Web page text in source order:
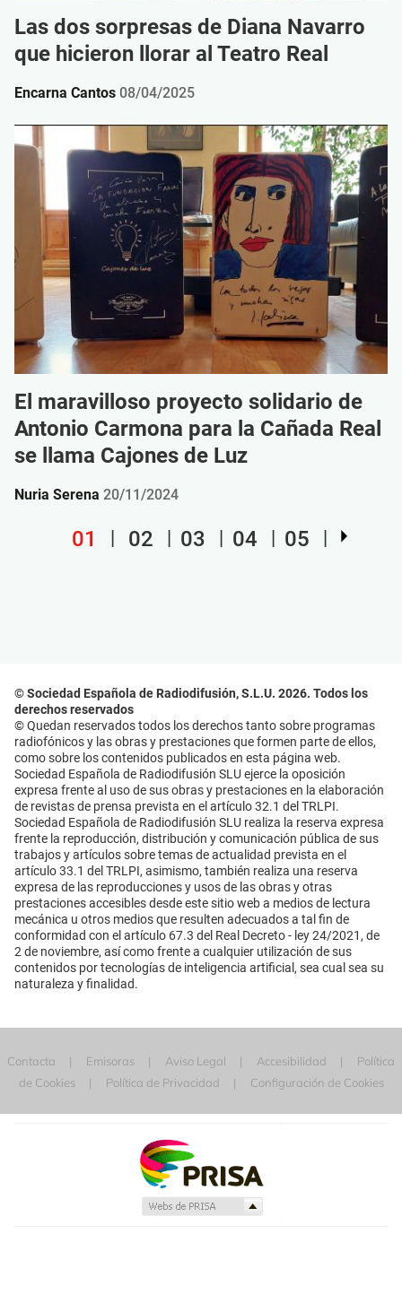
Las dos sorpresas de Diana Navarro
que hicieron llorar al Teatro Real
Encarna Cantos 08/04/2025
El maravilloso proyecto solidario de
Antonio Carmona para la Cañada Real
se llama Cajones de Luz
Nuria Serena 20/11/2024
01 02 03 04 05
© Sociedad Española de Radiodifusión, S.L.U. 2026. Todos los
derechos reservados
© Quedan reservados todos los derechos tanto sobre programas
radiofónicos y las obras y prestaciones que formen parte de ellos,
como sobre los contenidos publicados en esta página web.
Sociedad Española de Radiodifusión SLU ejerce la oposición
expresa frente al uso de sus obras y prestaciones en la elaboración
de revistas de prensa prevista en el artículo 32.1 del TRLPI.
Sociedad Española de Radiodifusión SLU realiza la reserva expresa
frente la reproducción, distribución y comunicación pública de sus
trabajos y artículos sobre temas de actualidad prevista en el
artículo 33.1 del TRLPI, asimismo, también realiza una reserva
expresa de las reproducciones y usos de las obras y otras
prestaciones accesibles desde este sitio web a medios de lectura
mecánica u otros medios que resulten adecuados a tal fin de
conformidad con el artículo 67.3 del Real Decreto - ley 24/2021, de
2 de noviembre, así como frente a cualquier utilización de sus
contenidos por tecnologías de inteligencia artificial, sea cual sea su
naturaleza y finalidad.
Contacta Emisoras Aviso Legal Accesibilidad
Política
de Cookies
Política de Privacidad Configuración de Cookies